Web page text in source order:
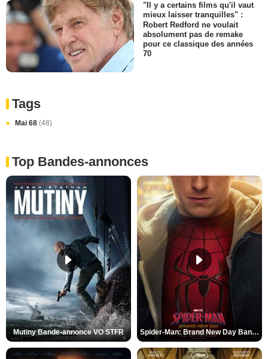
"Il y a certains films qu'il vaut
mieux laisser tranquilles" :
Robert Redford ne voulait
absolument pas de remake
pour ce classique des années
70
Tags
Mai 68 (48)
Top Bandes-annonces
Mutiny Bande-annonce VO STFR Spider-Man: Brand New Day Bande-annonce VO STFR